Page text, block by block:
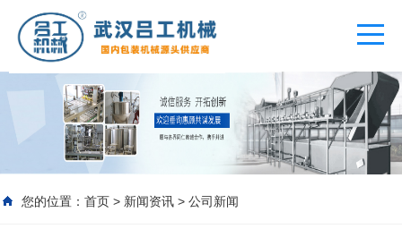
您的位置： 首页 > 新闻资讯 > 公司新闻